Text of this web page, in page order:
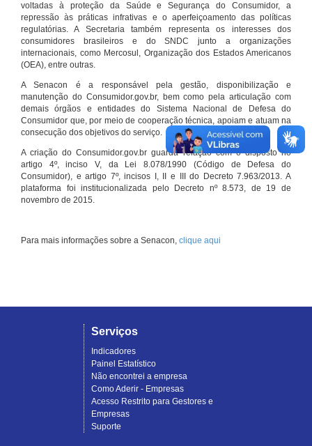
voltadas à proteção da Saúde e Segurança do Consumidor, a
repressão às práticas infrativas e o aperfeiçoamento das políticas
regulatórias. A Secretaria também representa os interesses dos
consumidores brasileiros e do SNDC junto a organizações
internacionais, como Mercosul, Organização dos Estados Americanos
(OEA), entre outras.
A Senacon é a responsável pela gestão, disponibilização e
manutenção do Consumidor.gov.br, bem como pela articulação com
demais órgãos e entidades do Sistema Nacional de Defesa do
Consumidor que, por meio de cooperação técnica, apoiam e atuam na
consecução dos objetivos do serviço.
A criação do Consumidor.gov.br guarda relação com o disposto no
artigo 4º, inciso V, da Lei 8.078/1990 (Código de Defesa do
Consumidor), e artigo 7º, incisos I, II e III do Decreto 7.963/2013. A
plataforma foi institucionalizada pelo Decreto nº 8.573, de 19 de
novembro de 2015.
Para mais informações sobre a Senacon, clique aqui
Serviços
Indicadores
Painel Estatístico
Não encontrei a empresa
Como Aderir - Empresas
Acesso Restrito para Gestores e
Empresas
Suporte